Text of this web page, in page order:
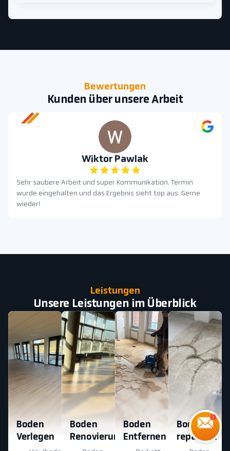
Bewertungen
Kunden über unsere Arbeit
Wiktor Pawlak
Sehr saubere Arbeit und super Kommunikation. Termin
wurde eingehalten und das Ergebnis sieht top aus. Gerne
wieder!
Leistungen
Unsere Leistungen im Überblick
Boden
Verlegen
Boden
Renovierung
Boden
Entfernen
Boden
reparatur